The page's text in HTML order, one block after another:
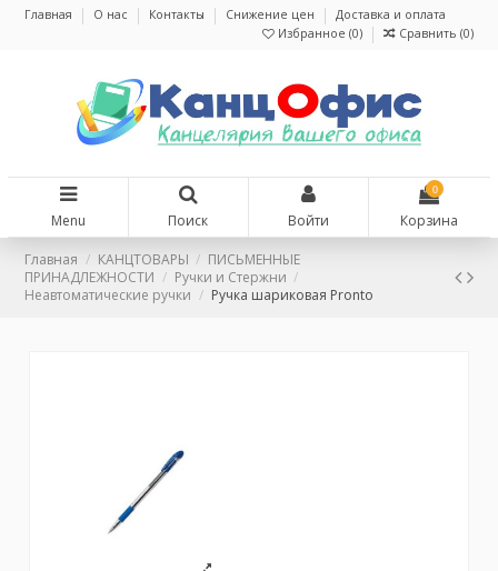
Главная О нас Контакты Снижение цен
Доставка и оплата
Избранное (0) Сравнить (0)
Menu Поиск Войти
0
Корзина
Главная КАНЦТОВАРЫ
ПИСЬМЕННЫЕ
ПРИНАДЛЕЖНОСТИ
Ручки и Стержни
Неавтоматические ручки
Ручка шариковая Pronto